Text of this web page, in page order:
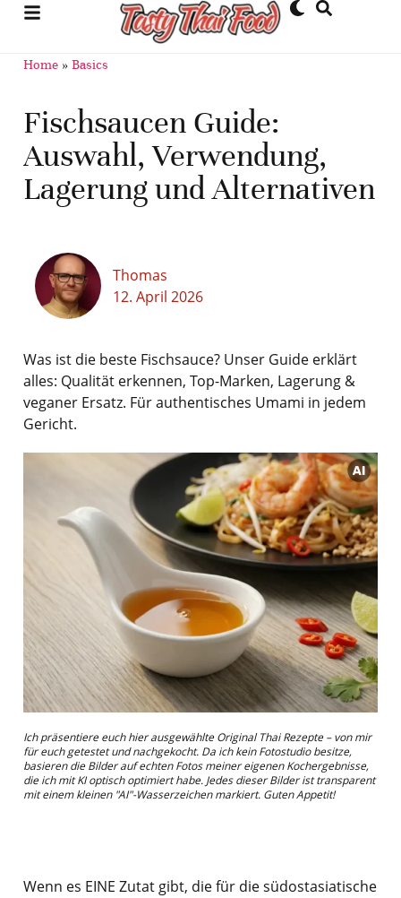
Home» Basics
Fischsaucen Guide:
Auswahl, Verwendung,
Lagerung und Alternativen
Thomas
12. April 2026
Was ist die beste Fischsauce? Unser Guide erklärt
alles: Qualität erkennen, Top-Marken, Lagerung &
veganer Ersatz. Für authentisches Umami in jedem
Gericht.
Ich präsentiere euch hier ausgewählte Original Thai Rezepte – von mir
für euch getestet und nachgekocht. Da ich kein Fotostudio besitze,
basieren die Bilder auf echten Fotos meiner eigenen Kochergebnisse,
die ich mit KI optisch optimiert habe. Jedes dieser Bilder ist transparent
mit einem kleinen "AI"-Wasserzeichen markiert. Guten Appetit!
Wenn es EINE Zutat gibt, die für die südostasiatische